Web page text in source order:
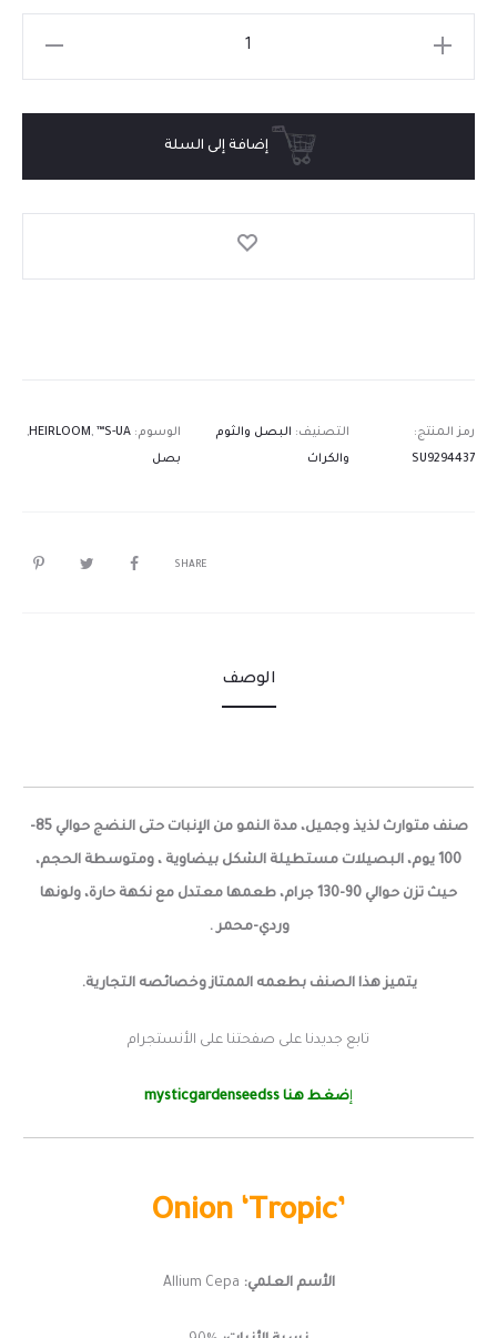
رمز المنتج:
SU9294437
التصنيف: البصل والثوم
والكراث
الوسوم: HEIRLOOM, ™S-UA
,
بصل
SHARE
الوصف
صنف متوارث لذيذ وجميل، مدة النمو من الإنبات حتى النضج حوالي 85-
100 يوم، البصيلات مستطيلة الشكل بيضاوية ، ومتوسطة الحجم،
حيث تزن حوالي 90-130 جرام، طعمها معتدل ​​مع نكهة حارة، ولونها
وردي-محمر .
يتميز هذا الصنف بطعمه الممتاز وخصائصه التجارية.
تابع جديدنا على صفحتنا على الأنستجرام
إضغط هنا mysticgardenseedss
Onion ‘Tropic’
الأسم العلمي: